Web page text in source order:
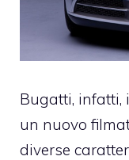
Bugatti, infatti,
un nuovo
diverse